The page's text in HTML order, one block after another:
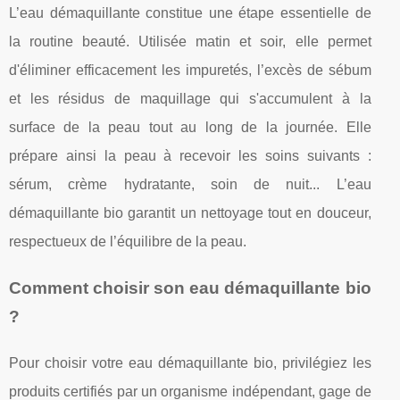
L’eau démaquillante constitue une étape essentielle de
la routine beauté. Utilisée matin et soir, elle permet
d'éliminer efficacement les impuretés, l’excès de sébum
et les résidus de maquillage qui s'accumulent à la
surface de la peau tout au long de la journée. Elle
prépare ainsi la peau à recevoir les soins suivants :
sérum, crème hydratante, soin de nuit... L’eau
démaquillante bio garantit un nettoyage tout en douceur,
respectueux de l’équilibre de la peau.
Comment choisir son eau démaquillante bio
?
Pour choisir votre eau démaquillante bio, privilégiez les
produits certifiés par un organisme indépendant, gage de